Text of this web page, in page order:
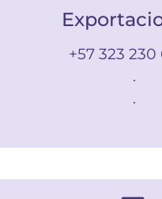
+57 323 230
.
.